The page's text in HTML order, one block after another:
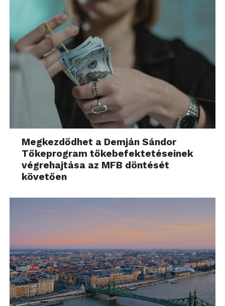
Megkezdődhet a Demján Sándor
Tőkeprogram tőkebefektetéseinek
végrehajtása az MFB döntését
követően